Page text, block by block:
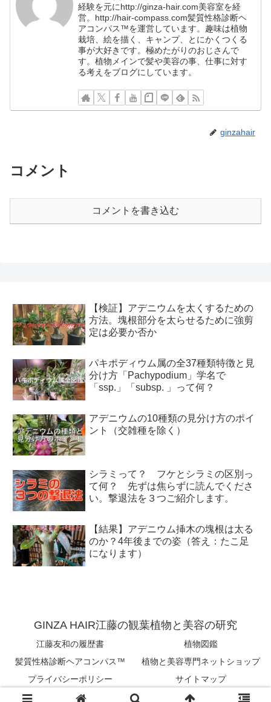
経験を元にhttp://ginza-hair.com美容室を経
営。http://hair-compass.com髪質性格診断ヘ
アコンパス™︎を運営しています。趣味は植物
栽培、絵を描く、キャンプ、とにかくつくる
事が大好きです。極めたがりのおじさんで
す。植物メインで髪や美容の事、仕事に対す
る考えをブログにしています。
ginzahair
コメント
コメントを書き込む
【検証】アデニウムを太くするための
方法。塊根部分を太らせるために強剪
定は必要か否か
パキポディウム属の全37種類特徴と見
分け方「Pachypodium」学名で
「ssp.」「subsp. 」って何？
アデニウムの10種類の見分け方のポイ
ント（交雑種を除く）
シラミって？ フケとシラミの区別っ
て何？ 先ずは焦らずに読んでくださ
い。撃退法を３つご紹介します。
【結果】アデニウム挿木の塊根は太る
のか？4年後までの姿（答え：たこ足
になります）
GINZA HAIR江藤の観葉植物と美容の研究
江藤友和の履歴書
植物図鑑
髪質性格診断ヘアコンパス™︎
植物と美容専門ネットショップ
プライバシーポリシー
サイトマップ